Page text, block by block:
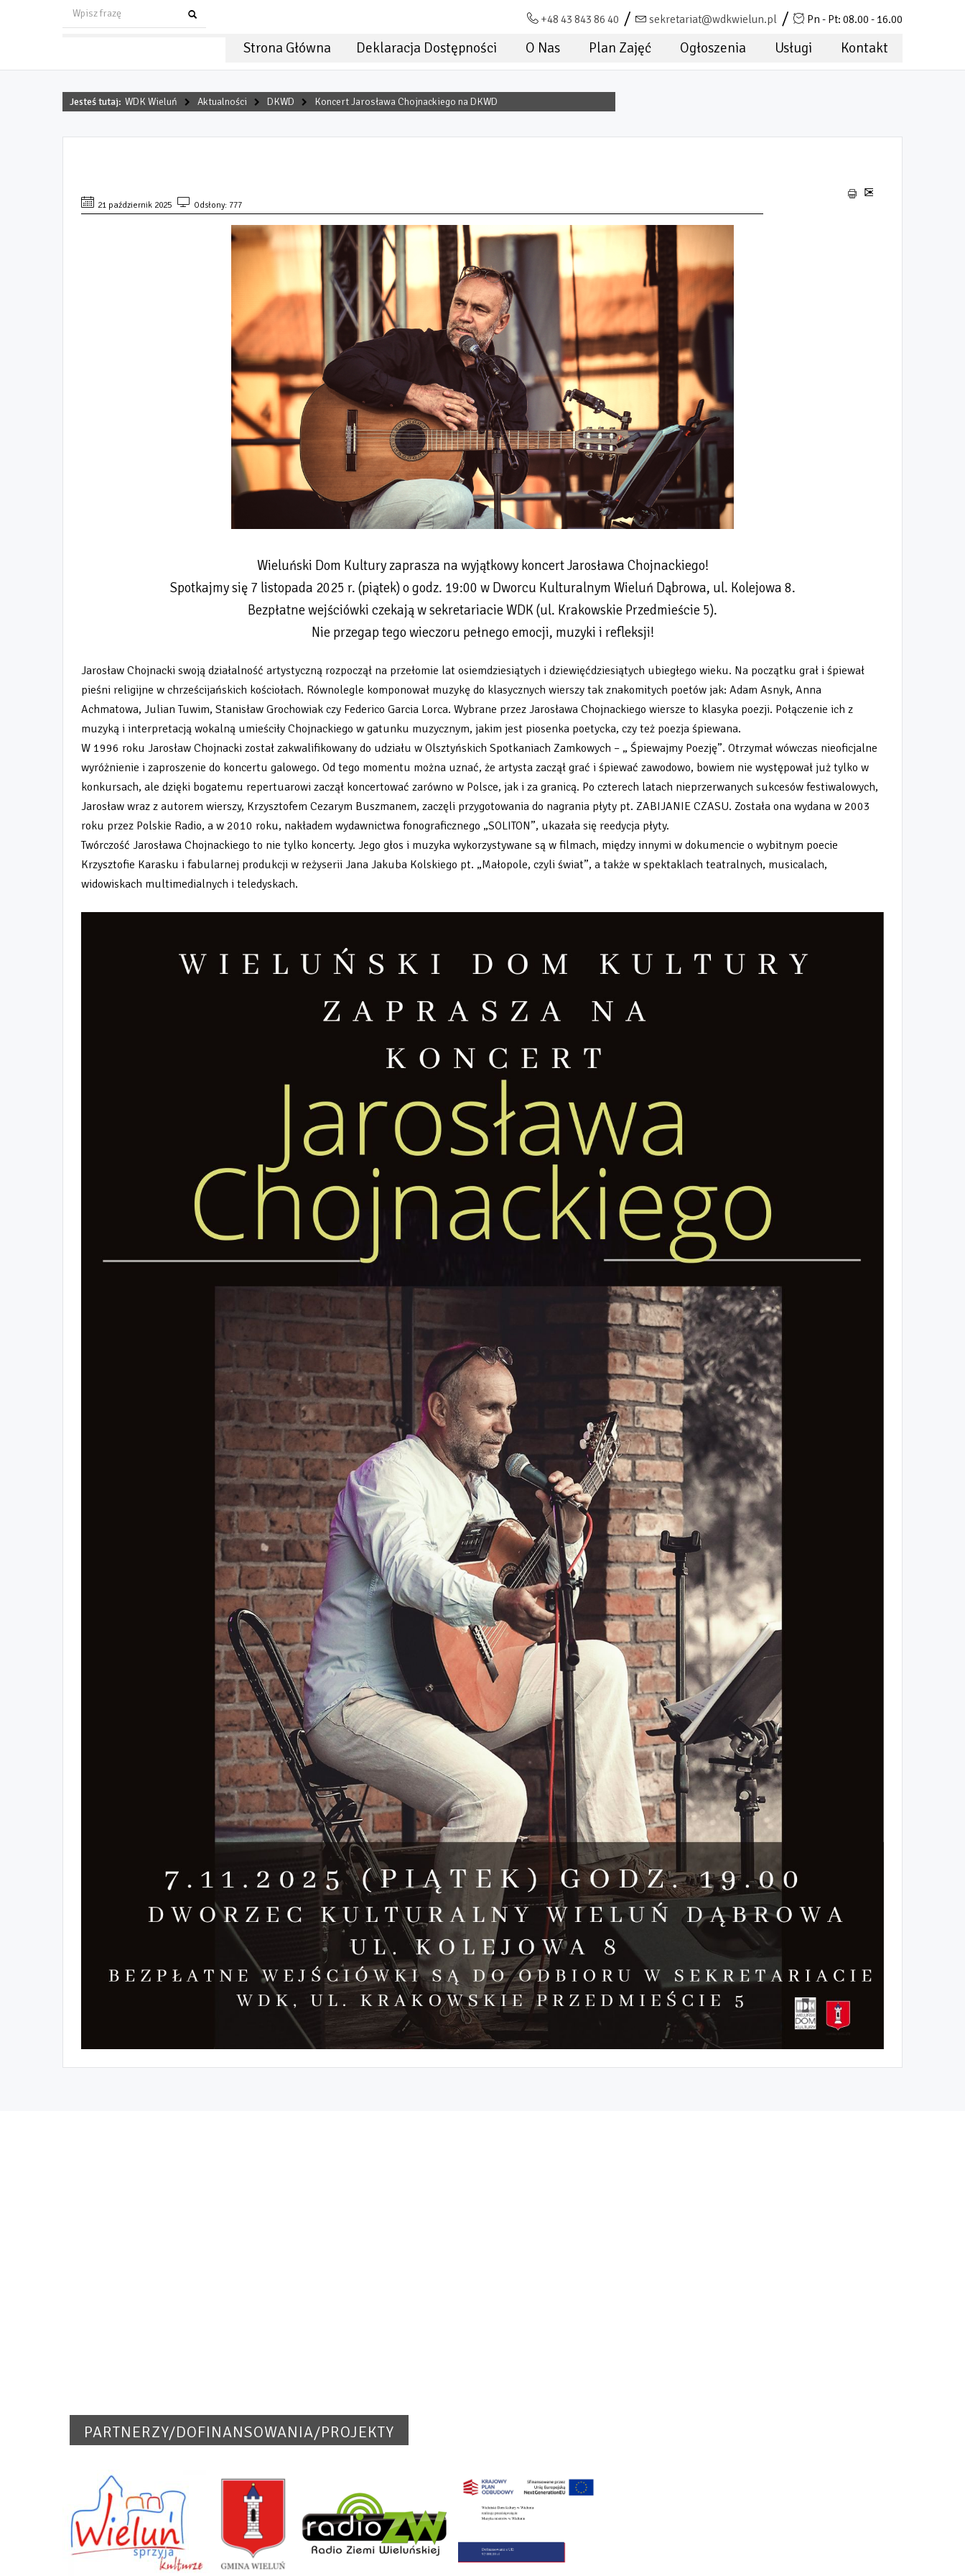
+48 43 843 86 40 sekretariat@wdkwielun.pl Pn - Pt: 08.00 - 16.00
Strona Główna Deklaracja Dostępności O Nas Plan Zajęć Ogłoszenia Usługi Kontakt
Jesteś tutaj: WDK Wieluń Aktualności DKWD Koncert Jarosława Chojnackiego na DKWD
21 październik 2025 Odsłony: 777
Wieluński Dom Kultury zaprasza na wyjątkowy koncert Jarosława Chojnackiego!
Spotkajmy się 7 listopada 2025 r. (piątek) o godz. 19:00 w Dworcu Kulturalnym Wieluń Dąbrowa, ul. Kolejowa 8.
Bezpłatne wejściówki czekają w sekretariacie WDK (ul. Krakowskie Przedmieście 5).
Nie przegap tego wieczoru pełnego emocji, muzyki i refleksji!
Jarosław Chojnacki swoją działalność artystyczną rozpoczął na przełomie lat osiemdziesiątych i dziewięćdziesiątych ubiegłego wieku. Na początku grał i śpiewał
pieśni religijne w chrześcijańskich kościołach. Równolegle komponował muzykę do klasycznych wierszy tak znakomitych poetów jak: Adam Asnyk, Anna
Achmatowa, Julian Tuwim, Stanisław Grochowiak czy Federico Garcia Lorca. Wybrane przez Jarosława Chojnackiego wiersze to klasyka poezji. Połączenie ich z
muzyką i interpretacją wokalną umieściły Chojnackiego w gatunku muzycznym, jakim jest piosenka poetycka, czy też poezja śpiewana.
W 1996 roku Jarosław Chojnacki został zakwalifikowany do udziału w Olsztyńskich Spotkaniach Zamkowych – „ Śpiewajmy Poezję”. Otrzymał wówczas nieoficjalne
wyróżnienie i zaproszenie do koncertu galowego. Od tego momentu można uznać, że artysta zaczął grać i śpiewać zawodowo, bowiem nie występował już tylko w
konkursach, ale dzięki bogatemu repertuarowi zaczął koncertować zarówno w Polsce, jak i za granicą. Po czterech latach nieprzerwanych sukcesów festiwalowych,
Jarosław wraz z autorem wierszy, Krzysztofem Cezarym Buszmanem, zaczęli przygotowania do nagrania płyty pt. ZABIJANIE CZASU. Została ona wydana w 2003
roku przez Polskie Radio, a w 2010 roku, nakładem wydawnictwa fonograficznego „SOLITON”, ukazała się reedycja płyty.
Twórczość Jarosława Chojnackiego to nie tylko koncerty. Jego głos i muzyka wykorzystywane są w filmach, między innymi w dokumencie o wybitnym poecie
Krzysztofie Karasku i fabularnej produkcji w reżyserii Jana Jakuba Kolskiego pt. „Małopole, czyli świat”, a także w spektaklach teatralnych, musicalach,
widowiskach multimedialnych i teledyskach.
PARTNERZY/DOFINANSOWANIA/PROJEKTY